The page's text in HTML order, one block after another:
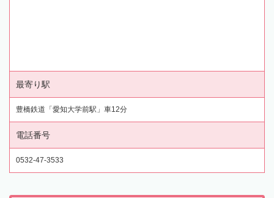
最寄り駅
豊橋鉄道「愛知大学前駅」車12分
電話番号
0532-47-3533